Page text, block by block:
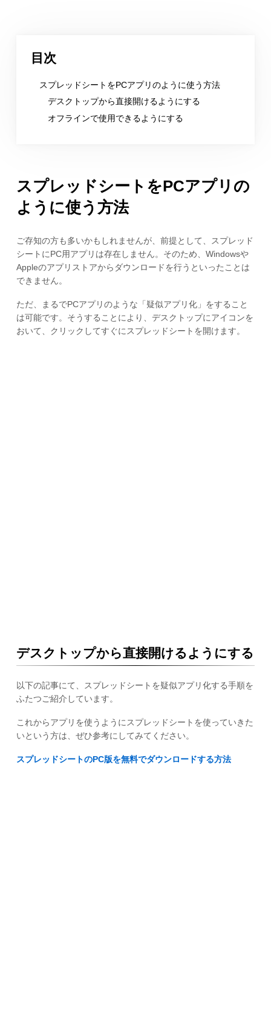
目次
スプレッドシートをPCアプリのように使う方法
デスクトップから直接開けるようにする
オフラインで使用できるようにする
スプレッドシートをPCアプリの
ように使う方法
ご存知の方も多いかもしれませんが、前提として、スプレッド
シートにPC用アプリは存在しません。そのため、Windowsや
Appleのアプリストアからダウンロードを行うといったことは
できません。
ただ、まるでPCアプリのような「疑似アプリ化」をすること
は可能です。そうすることにより、デスクトップにアイコンを
おいて、クリックしてすぐにスプレッドシートを開けます。
デスクトップから直接開けるようにする
以下の記事にて、スプレッドシートを疑似アプリ化する手順を
ふたつご紹介しています。
これからアプリを使うようにスプレッドシートを使っていきた
いという方は、ぜひ参考にしてみてください。
スプレッドシートのPC版を無料でダウンロードする方法